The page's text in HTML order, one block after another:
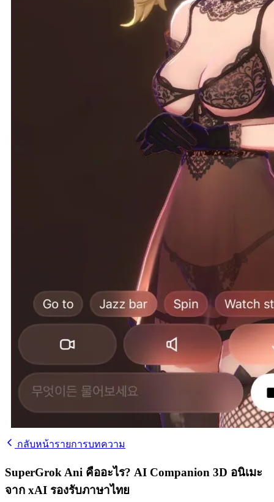
กลับหน้ารายการบทความ
SuperGrok Ani คืออะไร? AI Companion 3D อนิเมะ
จาก xAI รองรับภาษาไทย